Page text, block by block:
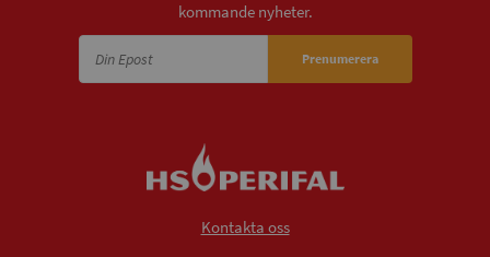
kommande nyheter.
Prenumerera
Kontakta oss